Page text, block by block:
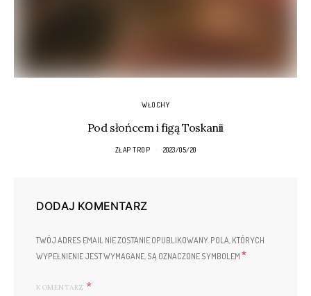
WŁOCHY
Pod słońcem i figą Toskanii
ZŁAP TROP 2023/05/20
DODAJ KOMENTARZ
TWÓJ ADRES EMAIL NIE ZOSTANIE OPUBLIKOWANY. POLA, KTÓRYCH
WYPEŁNIENIE JEST WYMAGANE, SĄ OZNACZONE SYMBOLEM *
KOMENTARZ